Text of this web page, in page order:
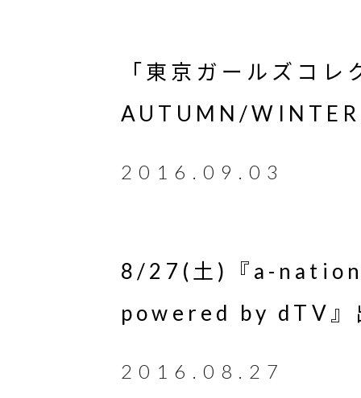
「東京ガールズコ
AUTUMN/WINTER
2016.09.03
8/27(土)『a-
powered by dTV』
2016.08.27